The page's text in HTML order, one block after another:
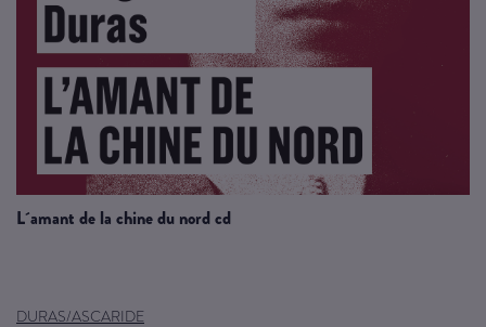
l´amant de la chine du nord cd
DURAS/ASCARIDE